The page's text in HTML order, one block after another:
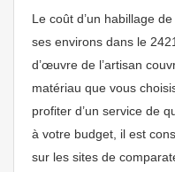
Le coût d’un habillage
ses environs dans le
d’œuvre de l’artisan
matériau que vous
profiter d’un service de
à votre budget, il est
sur les sites de